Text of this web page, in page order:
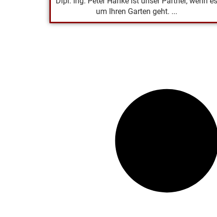
um Ihren Garten geht. ...